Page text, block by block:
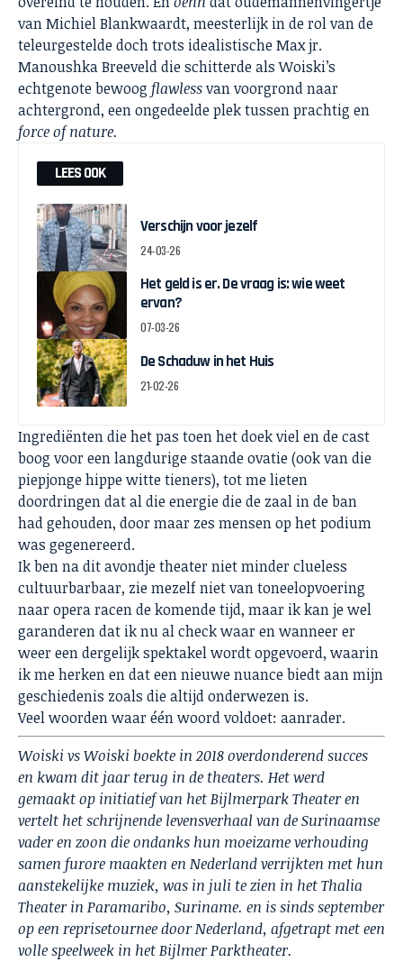
van Michiel Blankwaardt, meesterlijk in de rol van de
teleurgestelde doch trots idealistische Max jr.
Manoushka Breeveld die schitterde als Woiski’s
echtgenote bewoog flawlessvan voorgrond naar
achtergrond, een ongedeelde plek tussen prachtig en
force of nature.
LEES OOK
Verschijn voor jezelf
24-03-26
Het geld is er. De vraag is: wie weet
ervan?
07-03-26
De Schaduw in het Huis
21-02-26
Ingrediënten die het pas toen het doek viel en de cast
boog voor een langdurige staande ovatie (ook van die
piepjonge hippe witte tieners), tot me lieten
doordringen dat al die energie die de zaal in de ban
had gehouden, door maar zes mensen op het podium
was gegenereerd.
Ik ben na dit avondje theater niet minder clueless
cultuurbarbaar, zie mezelf niet van toneelopvoering
naar opera racen de komende tijd, maar ik kan je wel
garanderen dat ik nu al check waar en wanneer er
weer een dergelijk spektakel wordt opgevoerd, waarin
ik me herken en dat een nieuwe nuance biedt aan mijn
geschiedenis zoals die altijd onderwezen is.
Veel woorden waar één woord voldoet: aanrader.
Woiski vs Woiski boekte in 2018 overdonderend succes
en kwam dit jaar terug in de theaters. Het werd
gemaakt op initiatief van het Bijlmerpark Theater en
vertelt het schrijnende levensverhaal van de Surinaamse
vader en zoon die ondanks hun moeizame verhouding
samen furore maakten en Nederland verrijkten met hun
aanstekelijke muziek, was in juli te zien in het Thalia
Theater in Paramaribo, Suriname. en is sinds september
op een reprisetournee door Nederland, afgetrapt met een
volle speelweek in het Bijlmer Parktheater.